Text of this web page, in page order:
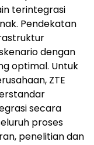
terintegrasi
Pendekatan
dengan
optimal. Untuk
ZTE
secara
proses
penelitian dan